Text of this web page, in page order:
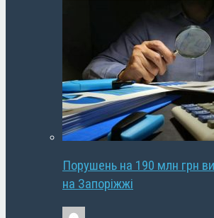
Порушень на 190 млн грн
на Запоріжжі